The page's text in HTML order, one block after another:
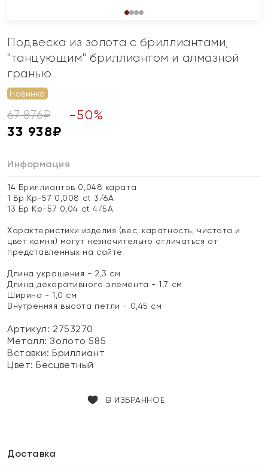
Подвеска из золота с бриллиантами,
"танцующим" бриллиантом и алмазной
гранью
Новинка
67 876₽ -50%
33 938₽
Информация
14 Бриллиантов 0,048 карата
1 Бр Кр-57 0,008 ct 3/6А
13 Бр Кр-57 0,04 ct 4/5А
Характеристики изделия (вес, каратность, чистота и
цвет камня) могут незначительно отличаться от
представленных на сайте
Длина украшения - 2,3 см
Длина декоративного элемента - 1,7 см
Ширина - 1,0 см
Внутренняя высота петли - 0,45 см
Артикул: 2753270
Металл:Золото 585
Вставки:Бриллиант
Цвет:Бесцветный
В ИЗБРАННОЕ
Доставка